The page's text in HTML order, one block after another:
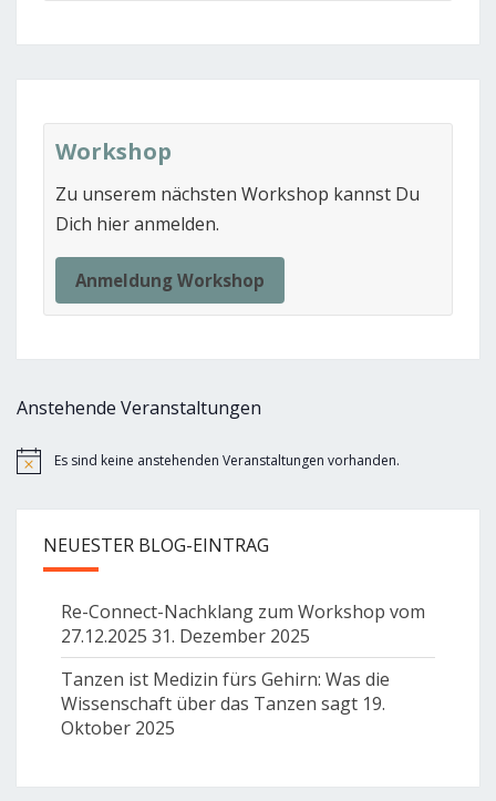
Workshop
Zu unserem nächsten Workshop kannst Du
Dich hier anmelden.
Anmeldung Workshop
Anstehende Veranstaltungen
HinweisEs sind keine anstehenden Veranstaltungen vorhanden.
NEUESTER BLOG-EINTRAG
Re-Connect-Nachklang zum Workshop vom
27.12.2025 31. Dezember 2025
Tanzen ist Medizin fürs Gehirn: Was die
Wissenschaft über das Tanzen sagt 19.
Oktober 2025